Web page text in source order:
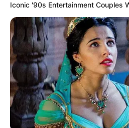
resaltó la importancia de
en los procesos que adelanta la
trabajos y obras reparadores,
los comparecientes del sistema
territorio como parte
reparación y no repetición. "las
generadas por la intervención
generan daños ambientales y
general, a la humanidad en todo
ese punto de vista generamos
deforestación masiva, y
Iconic '90s Entertainment Couples